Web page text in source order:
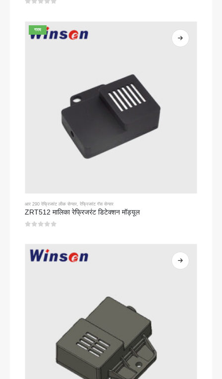
गरम
आर 290 रेफ्रिजरंट लीक सेन्सर, रेफ्रिजरंट गॅस सेन्सर
ZRT512 मालिका रेफ्रिजरंट डिटेक्शन मॉड्यूल